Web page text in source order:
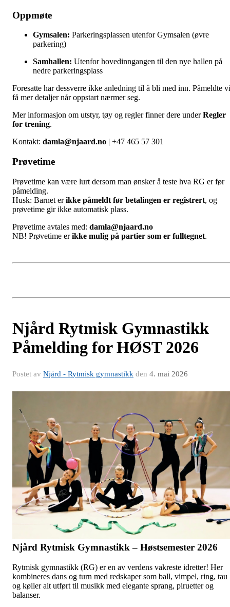
Oppmøte
Gymsalen: Parkeringsplassen utenfor Gymsalen (øvre
parkering)
Samhallen: Utenfor hovedinngangen til den nye hallen på
nedre parkeringsplass
Foresatte har dessverre ikke anledning til å bli med inn. Påmeldte
få mer detaljer når oppstart nærmer seg.
Mer informasjon om utstyr, tøy og regler finner dere underRegler
for trening.
Kontakt: damla@njaard.no | +47 465 57 301
Prøvetime
Prøvetime kan være lurt dersom man ønsker å teste hva RG er før
påmelding.
Husk: Barnet erikke påmeldt før betalingen er registrert, og
prøvetime gir ikke automatisk plass.
Prøvetime avtales med: damla@njaard.no
NB! Prøvetime erikke mulig på partier som er fulltegnet.
Njård Rytmisk Gymnastikk
Påmelding for HØST 2026
Postet av Njård - Rytmisk gymnastikk den 4. mai 2026
Njård Rytmisk Gymnastikk – Høstsemester 2026
Rytmisk gymnastikk (RG) er en av verdens vakreste idretter! Her
kombineres dans og turn med redskaper som ball, vimpel, ring, tau
og køller alt utført til musikk med elegante sprang, piruetter og
balanser.